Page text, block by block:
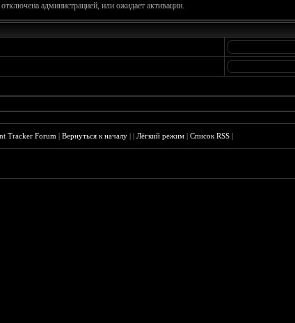
администрацией, или ожидает активации.
Tracker Forum |Вернуться к началу ||Лёгкий режим |Список RSS |